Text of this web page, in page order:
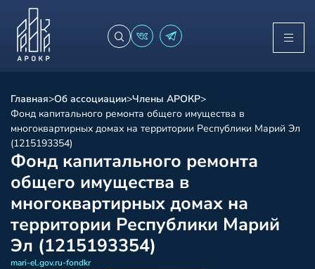
Главная>Об ассоциации>Члены АРОКР>
Фонд капитального ремонта общего имущества в
многоквартирных домах на территории Республики Марий Эл
(1215193354)
Фонд капитального ремонта
общего имущества в
многоквартирных домах на
территории Республики Марий
Эл (1215193354)
mari-el.gov.ru-fondkr